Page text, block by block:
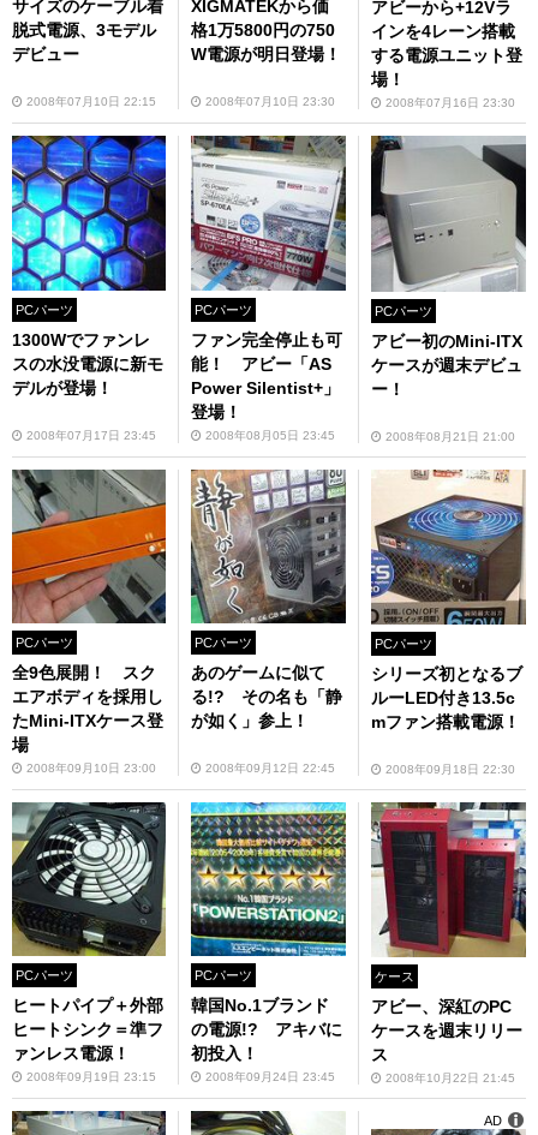
サイズのケーブル着
脱式電源、3モデル
デビュー
2008年07月10日 22:15
XIGMATEKから価
格1万5800円の750
W電源が明日登場！
2008年07月10日 23:30
アビーから+12Vラ
インを4レーン搭載
する電源ユニット登
場！
2008年07月16日 23:30
PCパーツ
1300Wでファンレ
スの水没電源に新モ
デルが登場！
2008年07月17日 23:45
PCパーツ
ファン完全停止も可
能！ アビー「AS
Power Silentist+」
登場！
2008年08月05日 23:45
PCパーツ
アビー初のMini-ITX
ケースが週末デビュ
ー！
2008年08月21日 21:00
PCパーツ
全9色展開！ スク
エアボディを採用し
たMini-ITXケース登
場
2008年09月10日 23:00
PCパーツ
あのゲームに似て
る!? その名も「静
が如く」参上！
2008年09月12日 22:45
PCパーツ
シリーズ初となるブ
ルーLED付き13.5c
mファン搭載電源！
2008年09月18日 22:30
PCパーツ
ヒートパイプ＋外部
ヒートシンク＝準フ
ァンレス電源！
2008年09月19日 23:15
PCパーツ
韓国No.1ブランド
の電源!? アキバに
初投入！
2008年09月24日 23:45
ケース
アビー、深紅のPC
ケースを週末リリー
ス
2008年10月22日 21:45
AD